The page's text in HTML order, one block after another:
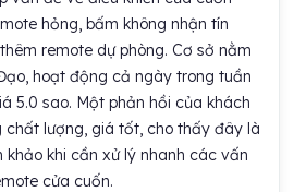
hỏng, bấm không nhận tín
remote dự phòng. Cơ sở nằm
hoạt động cả ngày trong tuần
5.0 sao. Một phản hồi của khách
chất lượng, giá tốt, cho thấy đây là
khi cần xử lý nhanh các vấn
cửa cuốn.